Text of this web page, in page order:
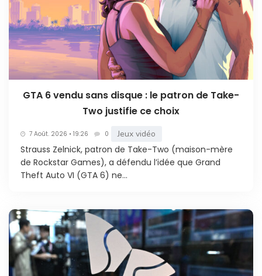
GTA 6 vendu sans disque : le patron de Take-
Two justifie ce choix
7 Août. 2026 • 19:26 0 Jeux vidéo
Strauss Zelnick, patron de Take-Two (maison-mère
de Rockstar Games), a défendu l’idée que Grand
Theft Auto VI (GTA 6) ne...